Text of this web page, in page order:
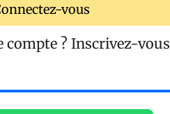
vous
compte ? Inscrivez-vous